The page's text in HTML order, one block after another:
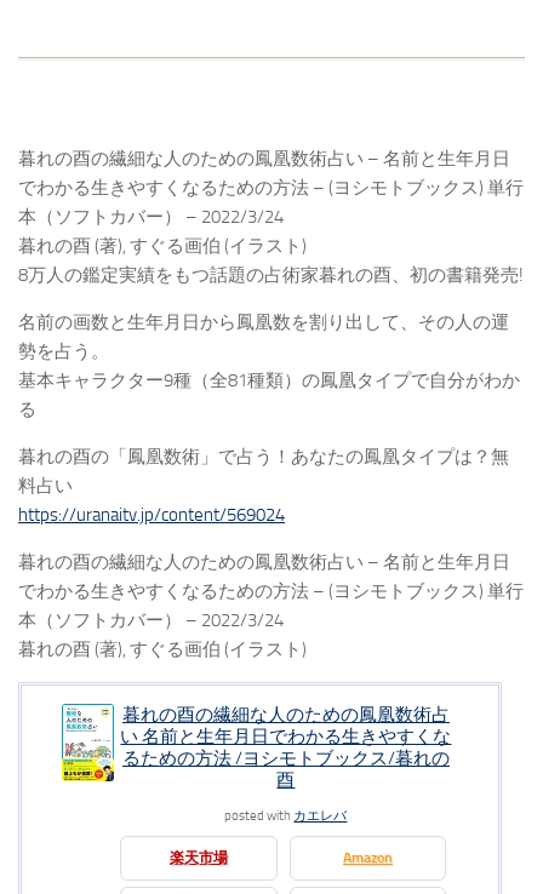
暮れの酉の繊細な人のための鳳凰数術占い – 名前と生年月日
でわかる生きやすくなるための方法 – (ヨシモトブックス) 単行
本（ソフトカバー） – 2022/3/24
暮れの酉 (著), すぐる画伯 (イラスト)
8万人の鑑定実績をもつ話題の占術家暮れの酉、初の書籍発売!
名前の画数と生年月日から鳳凰数を割り出して、その人の運
勢を占う。
基本キャラクター9種（全81種類）の鳳凰タイプで自分がわか
る
暮れの酉の「鳳凰数術」で占う！あなたの鳳凰タイプは？無
料占い
https://uranaitv.jp/content/569024
暮れの酉の繊細な人のための鳳凰数術占い – 名前と生年月日
でわかる生きやすくなるための方法 – (ヨシモトブックス) 単行
本（ソフトカバー） – 2022/3/24
暮れの酉 (著), すぐる画伯 (イラスト)
暮れの酉の繊細な人のための鳳凰数術占
い 名前と生年月日でわかる生きやすくな
るための方法 /ヨシモトブックス/暮れの
酉
posted with カエレバ
楽天市場 Amazon